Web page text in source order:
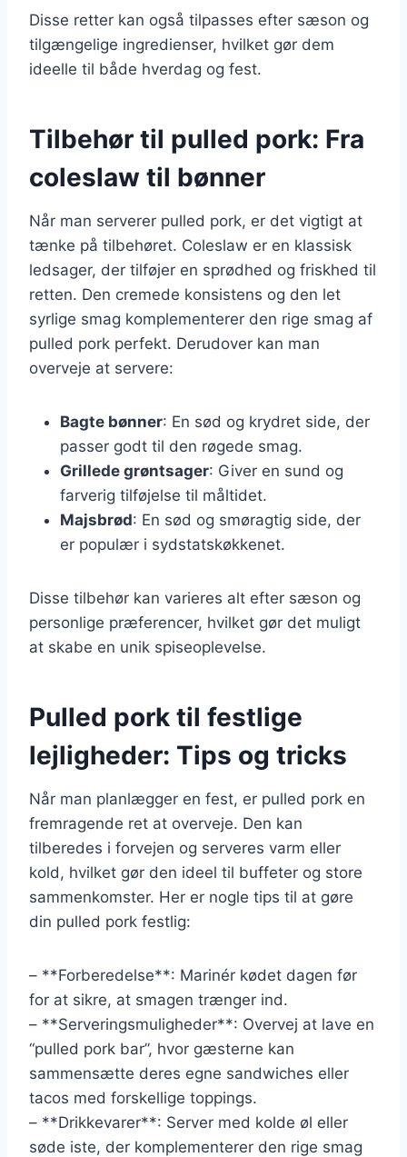
Disse retter kan også tilpasses efter sæson og
tilgængelige ingredienser, hvilket gør dem
ideelle til både hverdag og fest.
Tilbehør til pulled pork: Fra
coleslaw til bønner
Når man serverer pulled pork, er det vigtigt at
tænke på tilbehøret. Coleslaw er en klassisk
ledsager, der tilføjer en sprødhed og friskhed til
retten. Den cremede konsistens og den let
syrlige smag komplementerer den rige smag af
pulled pork perfekt. Derudover kan man
overveje at servere:
Bagte bønner: En sød og krydret side, der
passer godt til den røgede smag.
Grillede grøntsager: Giver en sund og
farverig tilføjelse til måltidet.
Majsbrød: En sød og smøragtig side, der
er populær i sydstatskøkkenet.
Disse tilbehør kan varieres alt efter sæson og
personlige præferencer, hvilket gør det muligt
at skabe en unik spiseoplevelse.
Pulled pork til festlige
lejligheder: Tips og tricks
Når man planlægger en fest, er pulled pork en
fremragende ret at overveje. Den kan
tilberedes i forvejen og serveres varm eller
kold, hvilket gør den ideel til buffeter og store
sammenkomster. Her er nogle tips til at gøre
din pulled pork festlig:
– **Forberedelse**: Marinér kødet dagen før
for at sikre, at smagen trænger ind.
– **Serveringsmuligheder**: Overvej at lave en
“pulled pork bar”, hvor gæsterne kan
sammensætte deres egne sandwiches eller
tacos med forskellige toppings.
– **Drikkevarer**: Server med kolde øl eller
søde iste, der komplementerer den rige smag